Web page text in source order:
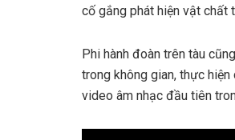
cố gắng phát hiện vật chất
Phi hành đoàn trên tàu
trong không gian, thực
video âm nhạc đầu tiên